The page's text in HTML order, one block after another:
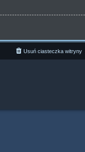
Usuń ciasteczka witryny